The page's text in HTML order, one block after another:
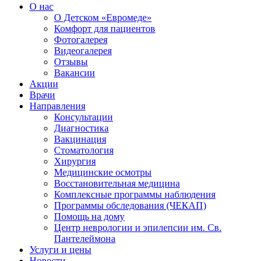
О нас
О Детском «Евромеде»
Комфорт для пациентов
Фотогалерея
Видеогалерея
Отзывы
Вакансии
Акции
Врачи
Направления
Консультации
Диагностика
Вакцинация
Стоматология
Хирургия
Медицинские осмотры
Восстановительная медицина
Комплексные программы наблюдения
Программы обследования (ЧЕКАП)
Помощь на дому
Центр неврологии и эпилепсии им. Св.
Пантелеймона
Услуги и цены